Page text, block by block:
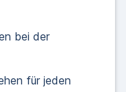
bei der
für jeden